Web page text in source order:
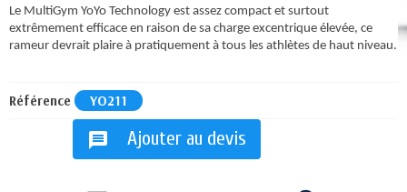
Le MultiGym YoYo Technology est assez compact et surtout
extrêmement efficace en raison de sa charge excentrique élevée, ce
rameur devrait plaire à pratiquement à tous les athlètes de haut niveau.
Référence YO211
message Ajouter au devis